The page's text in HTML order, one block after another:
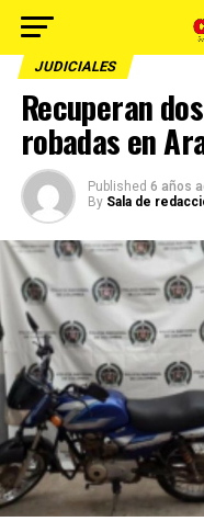
JUDICIALES
Recuperan
robadas en
Published 6 años
By Sala de